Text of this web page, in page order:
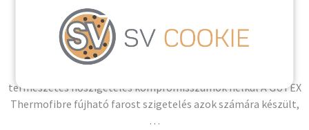
Thermofibre
2026-03-05
természetes hőszigetelés kompromisszumok nélkül A GUTEX
Thermofibre fújható farost szigetelés azok számára készült,
…